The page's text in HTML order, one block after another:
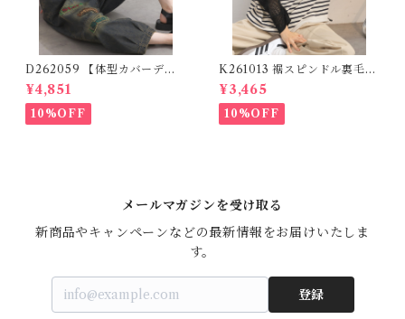
D262059 【体型カバーデニ
ムシリーズ】 パッチワークロ
ゴデニムパンツ / Patchwork
Logo Denim Pants
¥4,851
10%OFF
K261013 裾スピンドル裏毛カ
ットベスト / Drawstring He
m Sweat Cut Vest
¥3,465
10%OFF
メールマガジンを受け取る
新商品やキャンペーンなどの最新情報をお届けいたしま
す。
登録